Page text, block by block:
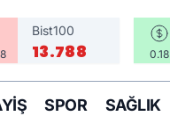
Bist100
13.788 0.18
SPOR SAĞLIK